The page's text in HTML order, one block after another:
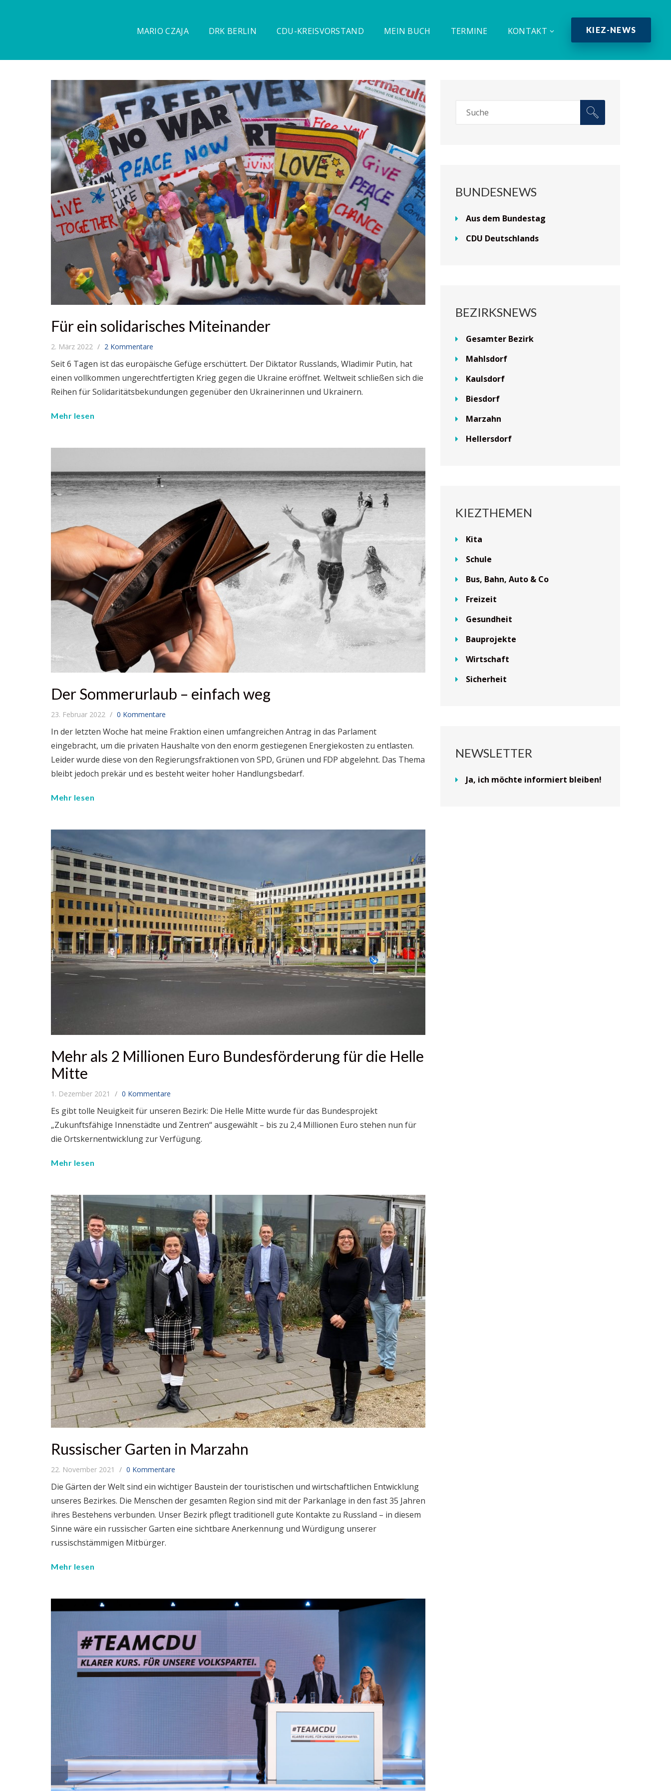
MARIO CZAJA DRK BERLIN CDU-KREISVORSTAND MEIN BUCH TERMINE KONTAKT KIEZ-NEWS
Für ein solidarisches Miteinander
2. März 2022 2 Kommentare
Seit 6 Tagen ist das europäische Gefüge erschüttert. Der Diktator Russlands, Wladimir Putin, hat
einen vollkommen ungerechtfertigten Krieg gegen die Ukraine eröffnet. Weltweit schließen sich die
Reihen für Solidaritätsbekundungen gegenüber den Ukrainerinnen und Ukrainern.
Mehr lesen
Der Sommerurlaub – einfach weg
23. Februar 2022 0 Kommentare
In der letzten Woche hat meine Fraktion einen umfangreichen Antrag in das Parlament
eingebracht, um die privaten Haushalte von den enorm gestiegenen Energiekosten zu entlasten.
Leider wurde diese von den Regierungsfraktionen von SPD, Grünen und FDP abgelehnt. Das Thema
bleibt jedoch prekär und es besteht weiter hoher Handlungsbedarf.
Mehr lesen
Mehr als 2 Millionen Euro Bundesförderung für die Helle
Mitte
1. Dezember 2021 0 Kommentare
Es gibt tolle Neuigkeit für unseren Bezirk: Die Helle Mitte wurde für das Bundesprojekt
„Zukunftsfähige Innenstädte und Zentren“ ausgewählt – bis zu 2,4 Millionen Euro stehen nun für
die Ortskernentwicklung zur Verfügung.
Mehr lesen
Russischer Garten in Marzahn
22. November 2021 0 Kommentare
Die Gärten der Welt sind ein wichtiger Baustein der touristischen und wirtschaftlichen Entwicklung
unseres Bezirkes. Die Menschen der gesamten Region sind mit der Parkanlage in den fast 35 Jahren
ihres Bestehens verbunden. Unser Bezirk pflegt traditionell gute Kontakte zu Russland – in diesem
Sinne wäre ein russischer Garten eine sichtbare Anerkennung und Würdigung unserer
russischstämmigen Mitbürger.
Mehr lesen
BUNDESNEWS
Aus dem Bundestag
CDU Deutschlands
BEZIRKSNEWS
Gesamter Bezirk
Mahlsdorf
Kaulsdorf
Biesdorf
Marzahn
Hellersdorf
KIEZTHEMEN
Kita
Schule
Bus, Bahn, Auto & Co
Freizeit
Gesundheit
Bauprojekte
Wirtschaft
Sicherheit
NEWSLETTER
Ja, ich möchte informiert bleiben!